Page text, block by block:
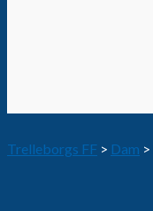
Trelleborgs FF > Dam >